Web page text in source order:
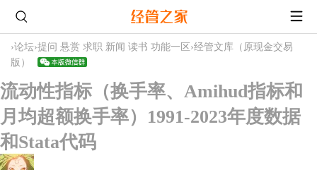
›论坛›提问 悬赏 求职 新闻 读书 功能一区 ›经管文库（原现金交易
版）
流动性指标（换手率、Amihud指标和
月均超额换手率）1991-2023年度数据
和Stata代码